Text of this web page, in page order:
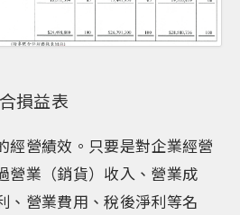
損益表
經營績效。只要是對企業經營
營業（銷貨）收入、營業成
、營業費用、稅後淨利等名